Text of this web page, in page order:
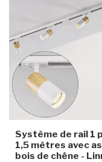
Système de rail 1
1,5 mètres avec
bois de chêne -